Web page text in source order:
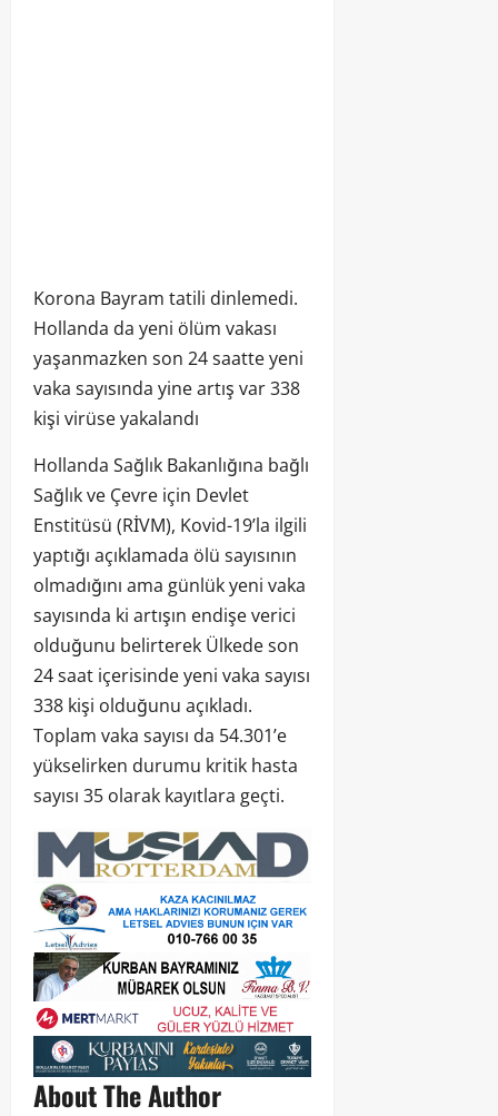
Korona Bayram tatili dinlemedi.
Hollanda da yeni ölüm vakası
yaşanmazken son 24 saatte yeni
vaka sayısında yine artış var 338
kişi virüse yakalandı
Hollanda Sağlık Bakanlığına bağlı
Sağlık ve Çevre için Devlet
Enstitüsü (RİVM), Kovid-19’la ilgili
yaptığı açıklamada ölü sayısının
olmadığını ama günlük yeni vaka
sayısında ki artışın endişe verici
olduğunu belirterek Ülkede son
24 saat içerisinde yeni vaka sayısı
338 kişi olduğunu açıkladı.
Toplam vaka sayısı da 54.301’e
yükselirken durumu kritik hasta
sayısı 35 olarak kayıtlara geçti.
About The Author